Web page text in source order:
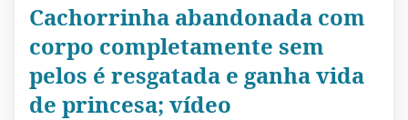
Cachorrinha abandonada com
corpo completamente sem
pelos é resgatada e ganha vida
de princesa; vídeo